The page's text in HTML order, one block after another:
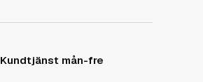
Kundtjänst mån-fre